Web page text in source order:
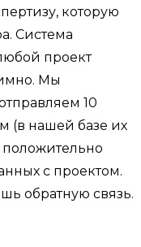
которую
Система
проект
Мы
10
(в нашей базе их
положительно
с проектом.
обратную связь.